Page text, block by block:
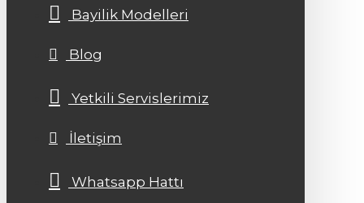
Bayilik Modelleri
Blog
Yetkili Servislerimiz
İletişim
Whatsapp Hattı